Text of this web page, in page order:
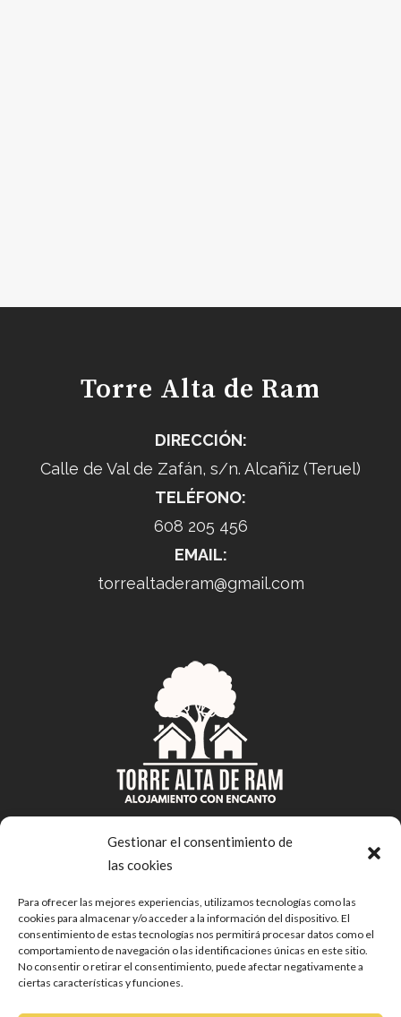
Gestionar el consentimiento de
las cookies
Para ofrecer las mejores experiencias, utilizamos tecnologías como las
cookies para almacenar y/o acceder a la información del dispositivo. El
consentimiento de estas tecnologías nos permitirá procesar datos como el
comportamiento de navegación o las identificaciones únicas en este sitio.
No consentir o retirar el consentimiento, puede afectar negativamente a
ciertas características y funciones.
Torre Alta de Ram
DIRECCIÓN:
Calle de Val de Zafán, s/n. Alcañiz (Teruel)
TELÉFONO:
608 205 456
EMAIL:
torrealtaderam@gmail.com
Síguenos